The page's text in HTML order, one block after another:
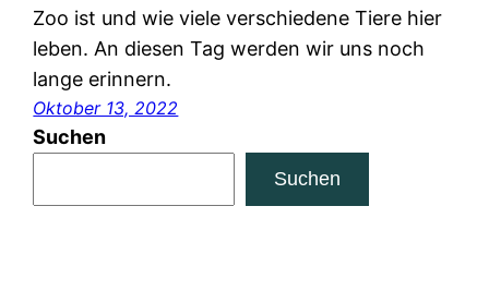
Zoo ist und wie viele verschiedene Tiere hier
leben. An diesen Tag werden wir uns noch
lange erinnern.
Oktober 13, 2022
Suchen
Suchen